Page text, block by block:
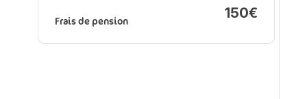
Frais de pension 150€